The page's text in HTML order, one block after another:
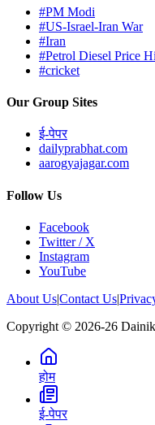
#PM Modi
#US-Israel-Iran War
#Iran
#Petrol Diesel Price
#cricket
Our Group Sites
ई-पेपर
dailyprabhat.com
aarogyajagar.com
Follow Us
Facebook
Twitter / X
Instagram
YouTube
About Us|Contact Us|
Copyright © 2026-26
होम
ई-पेपर